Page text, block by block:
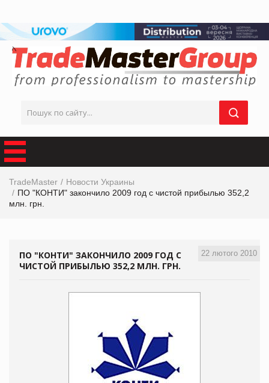
TradeMaster
Новости Украины
ПО "КОНТИ" закончило 2009 год с чистой прибылью 352,2
млн. грн.
22 лютого 2010
ПО "КОНТИ" ЗАКОНЧИЛО 2009 ГОД С
ЧИСТОЙ ПРИБЫЛЬЮ 352,2 МЛН. ГРН.